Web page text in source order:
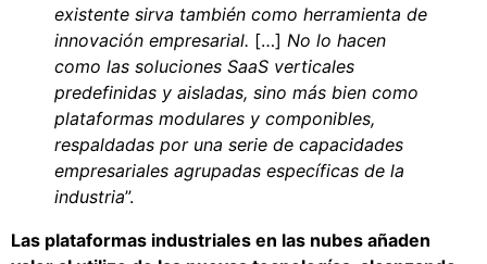
existente sirva también como herramienta de
innovación empresarial. […] No lo hacen
como las soluciones SaaS verticales
predefinidas y aisladas, sino más bien como
plataformas modulares y componibles,
respaldadas por una serie de capacidades
empresariales agrupadas específicas de la
industria”.
Las plataformas industriales en las nubes añaden